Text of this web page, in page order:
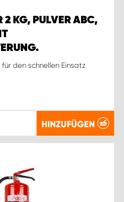
2 KG, PULVER ABC,
den schnellen Einsatz
HINZUFÜGEN